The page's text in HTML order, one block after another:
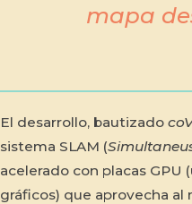
mapa
El desarrollo, bautizado
sistema SLAM (
acelerado con placas
gráficos) que aprovecha